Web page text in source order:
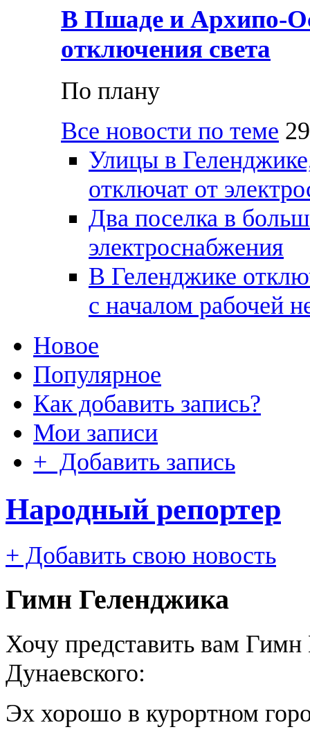
В Пшаде и Архипо-
отключения света
По плану
Все новости по теме
Улицы в
отключат от
Два поселка в
электроснабжения
В Геленджике
с началом рабочей
Новое
Популярное
Как добавить запись?
Мои записи
+ Добавить запись
Народный репортер
+ Добавить свою новость
Гимн Геленджика
Хочу представить вам
Дунаевского:
Эх хорошо в курортном